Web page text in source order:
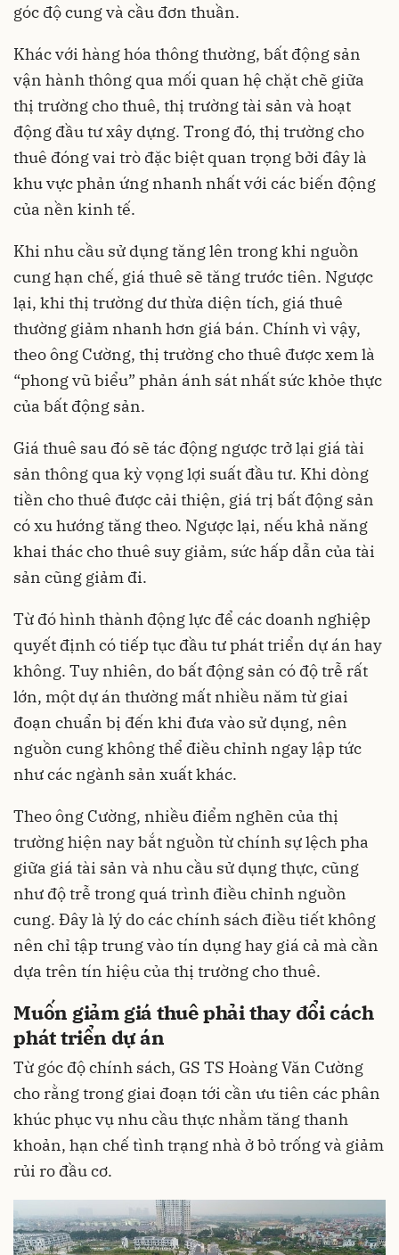
góc độ cung và cầu đơn thuần.
Khác với hàng hóa thông thường, bất động sản
vận hành thông qua mối quan hệ chặt chẽ giữa
thị trường cho thuê, thị trường tài sản và hoạt
động đầu tư xây dựng. Trong đó, thị trường cho
thuê đóng vai trò đặc biệt quan trọng bởi đây là
khu vực phản ứng nhanh nhất với các biến động
của nền kinh tế.
Khi nhu cầu sử dụng tăng lên trong khi nguồn
cung hạn chế, giá thuê sẽ tăng trước tiên. Ngược
lại, khi thị trường dư thừa diện tích, giá thuê
thường giảm nhanh hơn giá bán. Chính vì vậy,
theo ông Cường, thị trường cho thuê được xem là
“phong vũ biểu” phản ánh sát nhất sức khỏe thực
của bất động sản.
Giá thuê sau đó sẽ tác động ngược trở lại giá tài
sản thông qua kỳ vọng lợi suất đầu tư. Khi dòng
tiền cho thuê được cải thiện, giá trị bất động sản
có xu hướng tăng theo. Ngược lại, nếu khả năng
khai thác cho thuê suy giảm, sức hấp dẫn của tài
sản cũng giảm đi.
Từ đó hình thành động lực để các doanh nghiệp
quyết định có tiếp tục đầu tư phát triển dự án hay
không. Tuy nhiên, do bất động sản có độ trễ rất
lớn, một dự án thường mất nhiều năm từ giai
đoạn chuẩn bị đến khi đưa vào sử dụng, nên
nguồn cung không thể điều chỉnh ngay lập tức
như các ngành sản xuất khác.
Theo ông Cường, nhiều điểm nghẽn của thị
trường hiện nay bắt nguồn từ chính sự lệch pha
giữa giá tài sản và nhu cầu sử dụng thực, cũng
như độ trễ trong quá trình điều chỉnh nguồn
cung. Đây là lý do các chính sách điều tiết không
nên chỉ tập trung vào tín dụng hay giá cả mà cần
dựa trên tín hiệu của thị trường cho thuê.
Muốn giảm giá thuê phải thay đổi cách
phát triển dự án
Từ góc độ chính sách, GS TS Hoàng Văn Cường
cho rằng trong giai đoạn tới cần ưu tiên các phân
khúc phục vụ nhu cầu thực nhằm tăng thanh
khoản, hạn chế tình trạng nhà ở bỏ trống và giảm
rủi ro đầu cơ.